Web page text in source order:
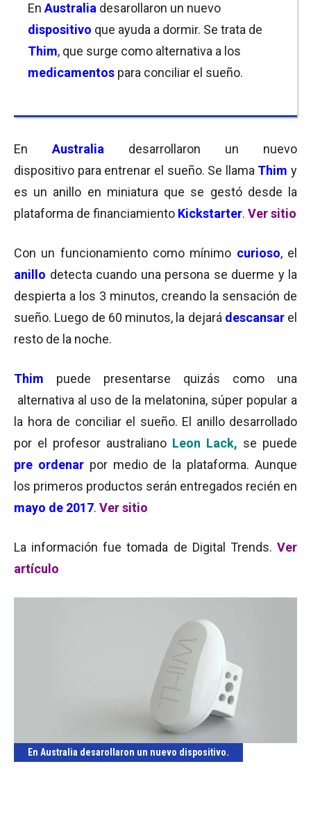
En Australia desarollaron un nuevo
dispositivo que ayuda a dormir. Se trata de
Thim, que surge como alternativa a los
medicamentos para conciliar el sueño.
En Australia desarrollaron un nuevo
dispositivo para entrenar el sueño. Se llama Thim y
es un anillo en miniatura que se gestó desde la
plataforma de financiamiento Kickstarter. Ver sitio
Con un funcionamiento como mínimo curioso, el
anillo detecta cuando una persona se duerme y la
despierta a los 3 minutos, creando la sensación de
sueño. Luego de 60 minutos, la dejará descansar el
resto de la noche.
Thim puede presentarse quizás como una
alternativa al uso de la melatonina, súper popular a
la hora de conciliar el sueño. El anillo desarrollado
por el profesor australiano Leon Lack, se puede
pre ordenar por medio de la plataforma. Aunque
los primeros productos serán entregados recién en
mayo de 2017. Ver sitio
La información fue tomada de Digital Trends. Ver
artículo
En Australia desarollaron un nuevo dispositivo.